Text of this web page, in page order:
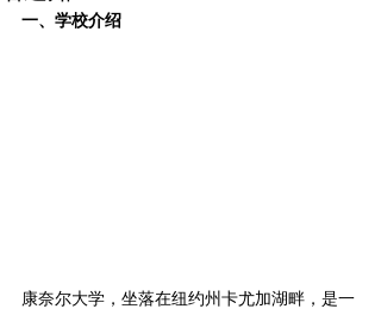
一、学校介绍
康奈尔大学，坐落在纽约州卡尤加湖畔，是一